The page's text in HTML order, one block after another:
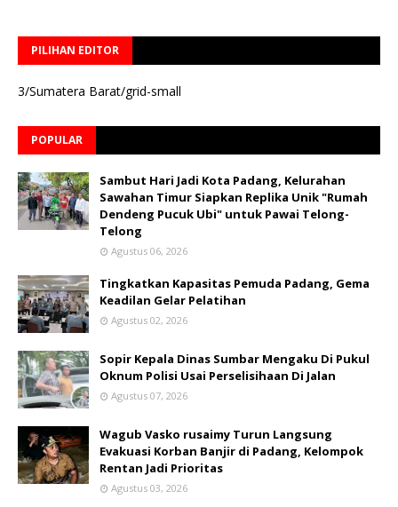
PILIHAN EDITOR
3/Sumatera Barat/grid-small
POPULAR
Sambut Hari Jadi Kota Padang, Kelurahan
Sawahan Timur Siapkan Replika Unik "Rumah
Dendeng Pucuk Ubi" untuk Pawai Telong-
Telong
Agustus 06, 2026
Tingkatkan Kapasitas Pemuda Padang, Gema
Keadilan Gelar Pelatihan
Agustus 02, 2026
Sopir Kepala Dinas Sumbar Mengaku Di Pukul
Oknum Polisi Usai Perselisihaan Di Jalan
Agustus 07, 2026
Wagub Vasko rusaimy Turun Langsung
Evakuasi Korban Banjir di Padang, Kelompok
Rentan Jadi Prioritas
Agustus 03, 2026